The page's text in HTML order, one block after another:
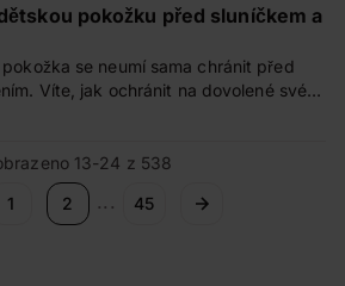
pokožku před sluníčkem a
se neumí sama chránit před
Víte, jak ochránit na dovolené své
a nebezpečnými spáleninami?
13-24 z 538
1
2 ... 45